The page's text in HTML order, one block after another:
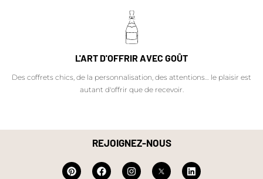
L'ART D'OFFRIR AVEC GOÛT
Des coffrets chics, de la personnalisation, des attentions… le plaisir est
autant d'offrir que de recevoir.
REJOIGNEZ-NOUS